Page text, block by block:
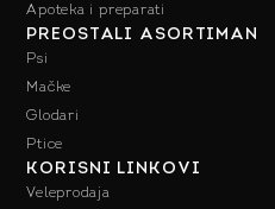
Apoteka i preparati
PREOSTALI ASORTIMAN
Psi
Mačke
Glodari
Ptice
KORISNI LINKOVI
Veleprodaja